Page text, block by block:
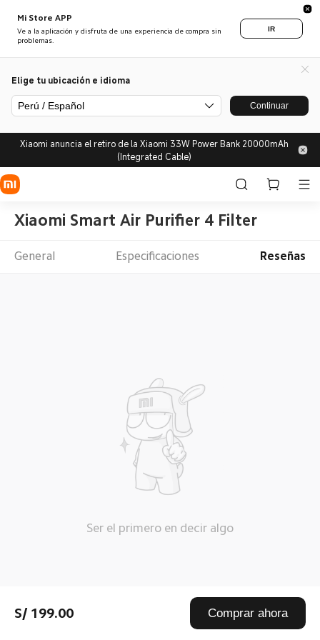
Mi Store APP
Ve a la aplicación y disfruta de una experiencia de compra sin
problemas.
IR
Elige tu ubicación e idioma
Perú / Español Continuar
Xiaomi anuncia el retiro de la Xiaomi 33W Power Bank 20000mAh
(Integrated Cable)
Xiaomi Smart Air Purifier 4 Filter
S/ 199.00 Comprar ahora
General Especificaciones Reseñas
Ser el primero en decir algo